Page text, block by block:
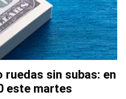
ruedas sin subas: en
este martes